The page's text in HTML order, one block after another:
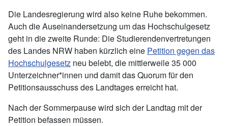
Die Landesregierung wird also keine Ruhe bekommen.
Auch die Auseinandersetzung um das Hochschulgesetz
geht in die zweite Runde: Die Studierendenvertretungen
des Landes NRW haben kürzlich eine Petition gegen das
Hochschulgesetz neu belebt, die mittlerweile 35 000
Unterzeichner*innen und damit das Quorum für den
Petitionsausschuss des Landtages erreicht hat.
Nach der Sommerpause wird sich der Landtag mit der
Petition befassen müssen.